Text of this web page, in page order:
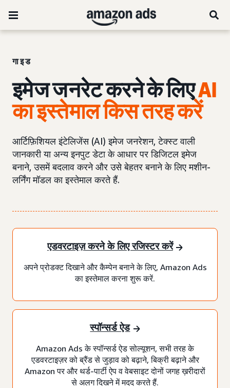
गाइड
इमेज जनरेट करने के लिएAI
का इस्तेमाल किस तरह करें
आर्टिफ़िशियल इंटेलिजेंस (AI) इमेज जनरेशन, टेक्स्ट वाली
जानकारी या अन्य इनपुट डेटा के आधार पर डिजिटल इमेज
बनाने, उसमें बदलाव करने और उसे बेहतर बनाने के लिए मशीन-
लर्निंग मॉडल का इस्तेमाल करते हैं.
एडवरटाइज़ करने के लिए रजिस्टर करें
अपने प्रोडक्ट दिखाने और कैम्पेन बनाने के लिए, Amazon Ads
का इस्तेमाल करना शुरू करें.
स्पॉन्सर्ड ऐड
Amazon Ads के स्पॉन्सर्ड ऐड सोल्यूशन, सभी तरह के
एडवरटाइज़र को ब्रैंड से जुड़ाव को बढ़ाने, बिक्री बढ़ाने और
Amazon पर और थर्ड-पार्टी ऐप व वेबसाइट दोनों जगह ख़रीदारों
से अलग दिखने में मदद करते हैं.